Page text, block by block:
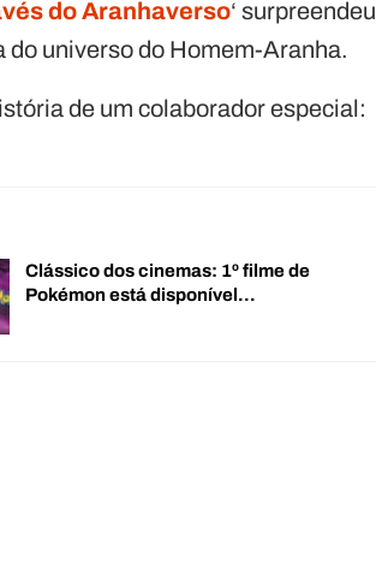
do Aranhaverso‘ surpreendeu
do universo do Homem-Aranha.
de um colaborador especial:
Clássico dos cinemas: 1º filme de
Pokémon está disponível…